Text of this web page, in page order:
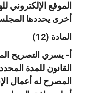
الموقع الإلكتروني
أخرى يحددها
المادة (12)
أ- يسري التصريح
القانون للمدة
المصرح له أعمال